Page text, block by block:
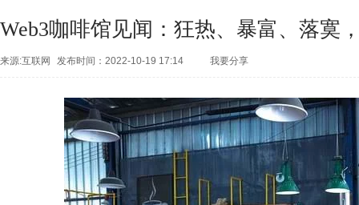
Web3咖啡馆见闻：狂热、暴富、落寞
来源:互联网 发布时间：2022-10-19 17:14
我要分享
博 人人网 开
心网 微信 QQ
好友
腾讯微
博